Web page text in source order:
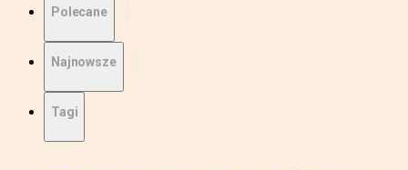
Polecane
Najnowsze
Tagi